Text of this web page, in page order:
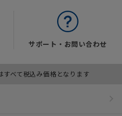
サポート・お問い合わせ
べて税込み価格となります